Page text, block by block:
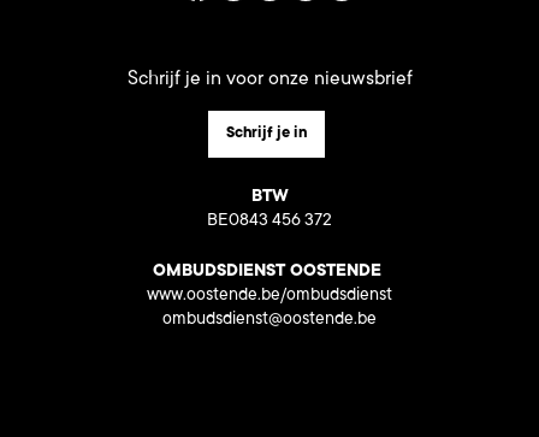
Schrijf je in voor onze nieuwsbrief
Schrijf je in
BTW
BE0843 456 372
OMBUDSDIENST OOSTENDE
www.oostende.be/ombudsdienst
ombudsdienst@oostende.be